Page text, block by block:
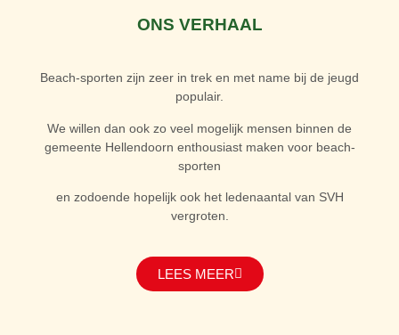
ONS VERHAAL
Beach-sporten zijn zeer in trek en met name bij de jeugd
populair.
We willen dan ook zo veel mogelijk mensen binnen de
gemeente Hellendoorn enthousiast maken voor beach-
sporten
en zodoende hopelijk ook het ledenaantal van SVH
vergroten.
LEES MEER